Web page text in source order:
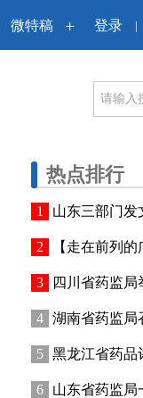
微特稿 + 登录 |
热点排行
山东三部门发
【走在前列
四川省药监
湖南省药监局
黑龙江省药品
山东省药监局